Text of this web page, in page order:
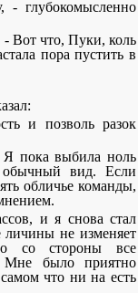
глубокомысленно
Вот что, Пуки, коль
пора пустить в
и позволь разок
пока выбила ноль
вид. Если
обличье команды,
и я снова стал
личины не изменяет
со стороны все
Мне было приятно
что ни на есть